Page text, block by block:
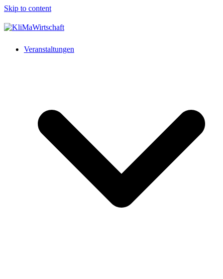
Skip to content
Veranstaltungen